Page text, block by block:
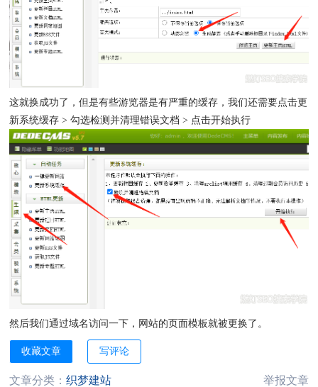
这就换成功了，但是有些游览器是有严重的缓存，我们还需要点击更
新系统缓存 > 勾选检测并清理错误文档 > 点击开始执行
然后我们通过域名访问一下，网站的页面模板就被更换了。
收藏文章 写评论
文章分类： 织梦建站 举报文章